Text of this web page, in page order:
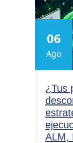
06
Ago
¿Tus
ALM,